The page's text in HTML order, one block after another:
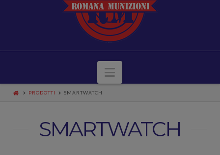
Navigazione
PRODOTTI SMARTWATCH
SMARTWATCH